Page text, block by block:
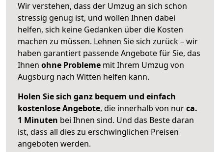
Wir verstehen, dass der Umzug an sich schon
stressig genug ist, und wollen Ihnen dabei
helfen, sich keine Gedanken über die Kosten
machen zu müssen. Lehnen Sie sich zurück – wir
haben garantiert passende Angebote für Sie, das
Ihnen ohne Probleme mit Ihrem Umzug von
Augsburg nach Witten helfen kann.
Holen Sie sich ganz bequem und einfach
kostenlose Angebote, die innerhalb von nurca.
1 Minuten bei Ihnen sind. Und das Beste daran
ist, dass all dies zu erschwinglichen Preisen
angeboten werden.